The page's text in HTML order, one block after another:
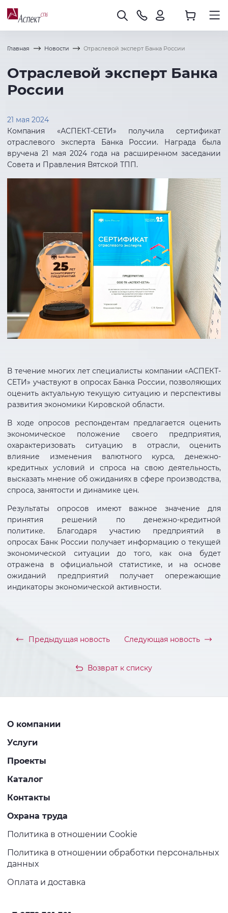
Главная Новости Отраслевой эксперт Банка России
Отраслевой эксперт Банка
России
21 мая 2024
Компания «АСПЕКТ-СЕТИ» получила сертификат
отраслевого эксперта Банка России. Награда была
вручена 21 мая 2024 года на расширенном заседании
Совета и Правления Вятской ТПП.
В течение многих лет специалисты компании «АСПЕКТ-
СЕТИ» участвуют в опросах Банка России, позволяющих
оценить актуальную текущую ситуацию и перспективы
развития экономики Кировской области.
В ходе опросов респондентам предлагается оценить
экономическое положение своего предприятия,
охарактеризовать ситуацию в отрасли, оценить
влияние изменения валютного курса, денежно-
кредитных условий и спроса на свою деятельность,
высказать мнение об ожиданиях в сфере производства,
спроса, занятости и динамике цен.
Результаты опросов имеют важное значение для
принятия решений по денежно-кредитной
политике. Благодаря участию предприятий в
опросах Банк России получает информацию о текущей
экономической ситуации до того, как она будет
отражена в официальной статистике, и на основе
ожиданий предприятий получает опережающие
индикаторы экономической активности.
Предыдущая новость
Возврат к списку
Следующая новость
О компании
Услуги
Проекты
Каталог
Контакты
Охрана труда
Политика в отношении Cookie
Политика в отношении обработки персональных
данных
Оплата и доставка